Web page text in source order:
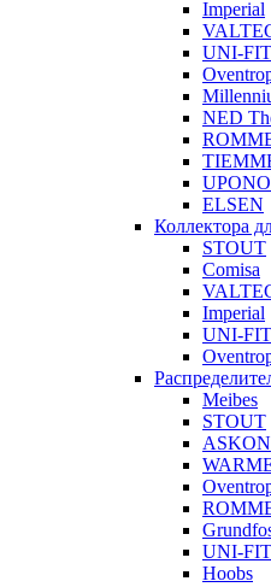
Imperial
UNI-
NED
ELSEN
Коллектора
STOUT
Comisa
Imperial
UNI-
Meibes
STOUT
ASKON
UNI-
Hoobs